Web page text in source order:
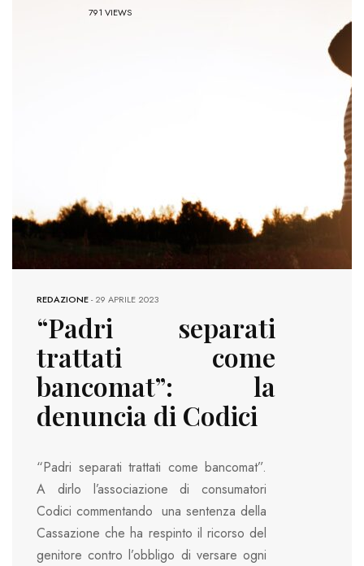
791 VIEWS
REDAZIONE-29 APRILE 2023
“Padri separati
trattati come
bancomat”: la
denuncia di Codici
“Padri separati trattati come bancomat”.
A dirlo l’associazione di consumatori
Codici commentando una sentenza della
Cassazione che ha respinto il ricorso del
genitore contro l’obbligo di versare ogni